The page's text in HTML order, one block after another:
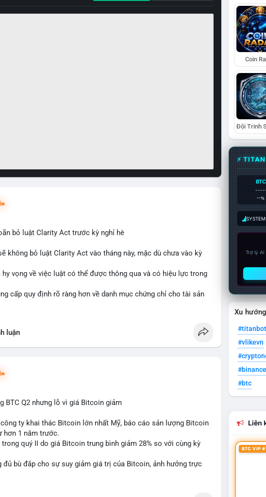
bỏ luật Clarity Act trước kỳ nghỉ hè
không bỏ luật Clarity Act vào tháng này, mặc dù chưa vào kỳ
hy vọng về việc luật có thể được thông qua và có hiệu lực trong
cấp quy định rõ ràng hơn về danh mục chứng chỉ cho tài sản
đến sự tin tưởng của nhà đầu tư và phát triển thị trường
luận
BTC Q2 nhưng lỗ vì giá Bitcoin giảm
ty khai thác Bitcoin lớn nhất Mỹ, báo cáo sản lượng Bitcoin
hơn 1 năm trước.
trong quý II do giá Bitcoin trung bình giảm 28% so với cùng kỳ
đủ bù đắp cho sự suy giảm giá trị của Bitcoin, ảnh hưởng trực
Coin
⚡
BTC
--%
Trợ lý
Xu
#titanbot
#vlikevn
#btc
Liên
BTC VIP